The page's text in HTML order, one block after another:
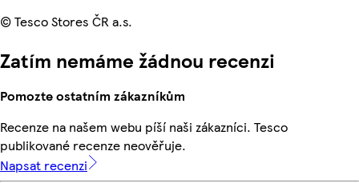
© Tesco Stores ČR a.s.
Zatím nemáme žádnou recenzi
Pomozte ostatním zákazníkům
Recenze na našem webu píší naši zákazníci. Tesco
publikované recenze neověřuje.
Napsat recenzi